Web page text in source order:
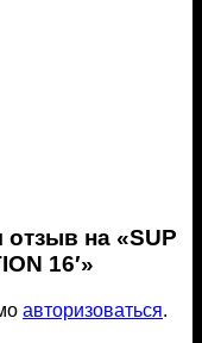
на «SUP
16′»
авторизоваться.